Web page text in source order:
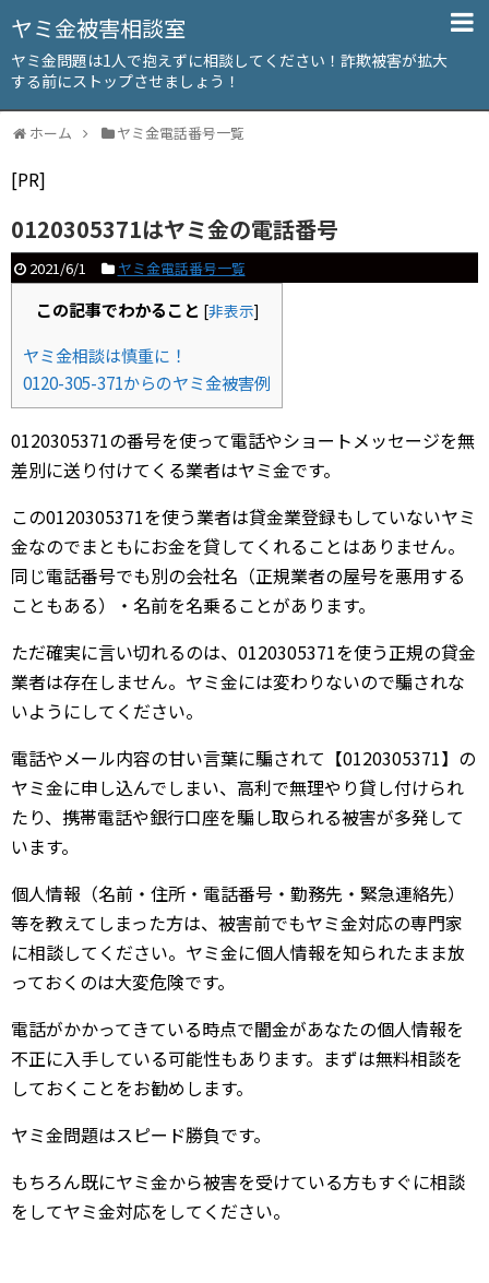
ヤミ金被害相談室
ヤミ金問題は1人で抱えずに相談してください！詐欺被害が拡大
する前にストップさせましょう！
ホーム ヤミ金電話番号一覧
[PR]
0120305371はヤミ金の電話番号
2021/6/1 ヤミ金電話番号一覧
この記事でわかること [非表示]
ヤミ金相談は慎重に！
0120-305-371からのヤミ金被害例
0120305371の番号を使って電話やショートメッセージを無
差別に送り付けてくる業者はヤミ金です。
この0120305371を使う業者は貸金業登録もしていないヤミ
金なのでまともにお金を貸してくれることはありません。
同じ電話番号でも別の会社名（正規業者の屋号を悪用する
こともある）・名前を名乗ることがあります。
ただ確実に言い切れるのは、0120305371を使う正規の貸金
業者は存在しません。ヤミ金には変わりないので騙されな
いようにしてください。
電話やメール内容の甘い言葉に騙されて【0120305371】の
ヤミ金に申し込んでしまい、高利で無理やり貸し付けられ
たり、携帯電話や銀行口座を騙し取られる被害が多発して
います。
個人情報（名前・住所・電話番号・勤務先・緊急連絡先）
等を教えてしまった方は、被害前でもヤミ金対応の専門家
に相談してください。ヤミ金に個人情報を知られたまま放
っておくのは大変危険です。
電話がかかってきている時点で闇金があなたの個人情報を
不正に入手している可能性もあります。まずは無料相談を
しておくことをお勧めします。
ヤミ金問題はスピード勝負です。
もちろん既にヤミ金から被害を受けている方もすぐに相談
をしてヤミ金対応をしてください。